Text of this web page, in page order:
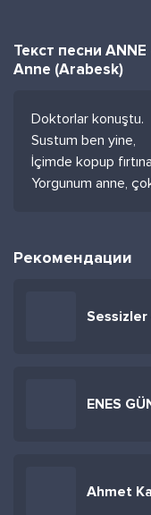
Текст песни
Anne (Arabesk)
Doktorlar konuştu.
Sustum ben yine,
İçimde kopup
Yorgunum anne,
Рекомендации
Sessizler
ENES
Ahmet